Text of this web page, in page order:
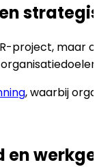
project, maar
, waarbij
en